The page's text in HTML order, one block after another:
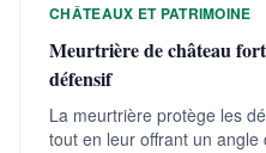
CHÂTEAUX ET PATRIMOINE
Meurtrière de château
défensif
La meurtrière protège les
tout en leur offrant un